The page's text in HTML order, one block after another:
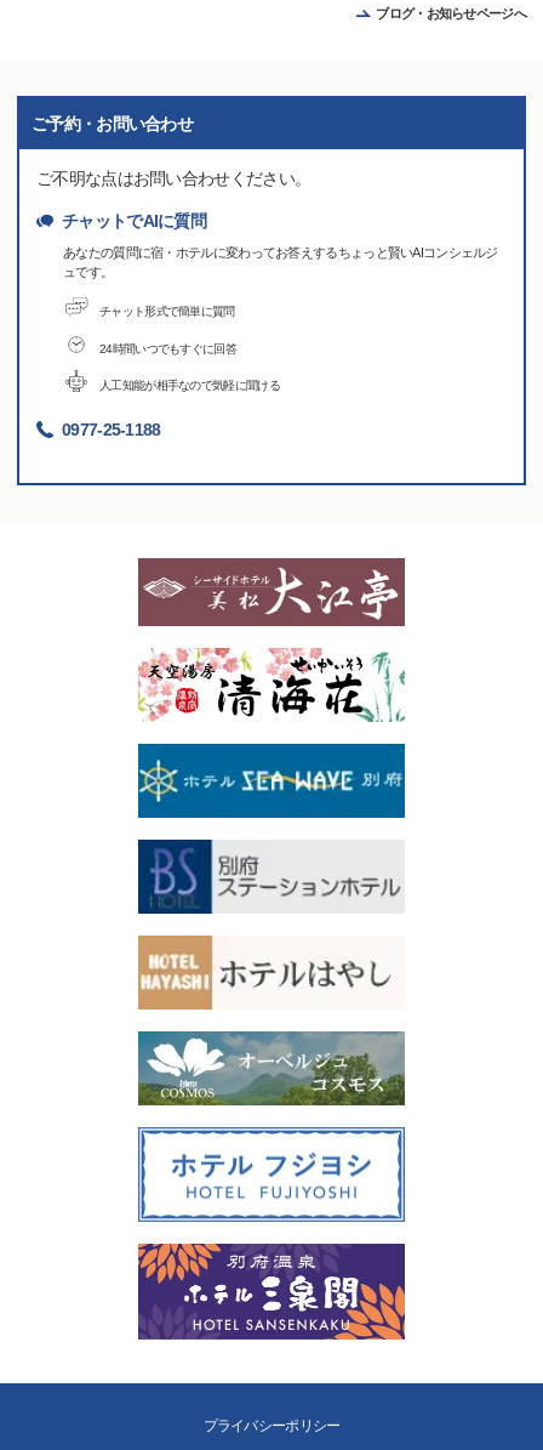
ブログ・お知らせページへ
ご予約・お問い合わせ
ご不明な点はお問い合わせください。
チャットでAIに質問
あなたの質問に宿・ホテルに変わってお答えするちょっと賢いAIコンシェルジ
ュです。
チャット形式で簡単に質問
24時間いつでもすぐに回答
人工知能が相手なので気軽に聞ける
0977-25-1188
プライバシーポリシー